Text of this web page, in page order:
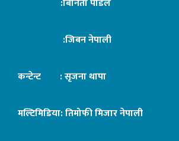
:जिबन नेपाली
कन्टेन्ट : सृजना थापा
मल्टिमिडिया: तिमोफी मिजार नेपाली